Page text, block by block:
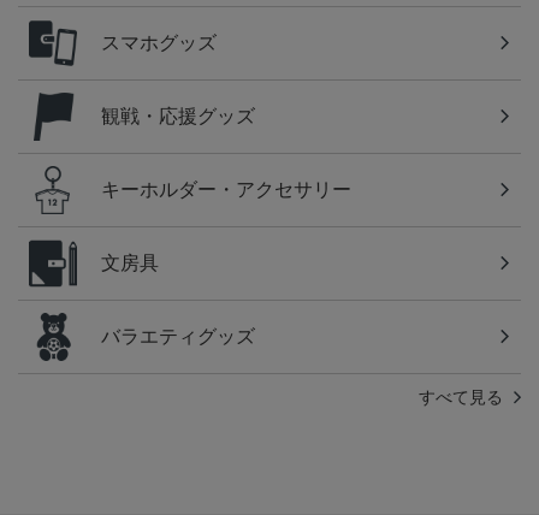
スマホグッズ
観戦・応援グッズ
キーホルダー・アクセサリー
文房具
バラエティグッズ
すべて見る